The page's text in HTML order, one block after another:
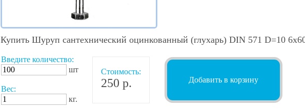
Купить Шуруп сантехнический оцинкованный (глухарь) DIN 571 D=10
Введите количество:
шт
Вес:
кг.
Стоимость:
250 р. Добавить в корзину